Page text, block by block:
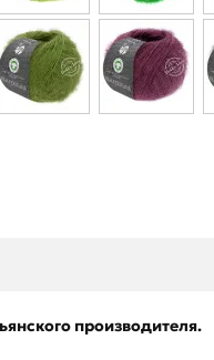
производителя.